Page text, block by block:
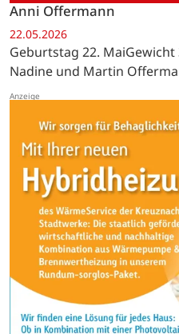
Anni Offermann
22.05.2026
Geburtstag 22.
Nadine und Martin